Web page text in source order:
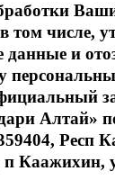
том числе,
и
Алтай»
Респ
п Каажихин,